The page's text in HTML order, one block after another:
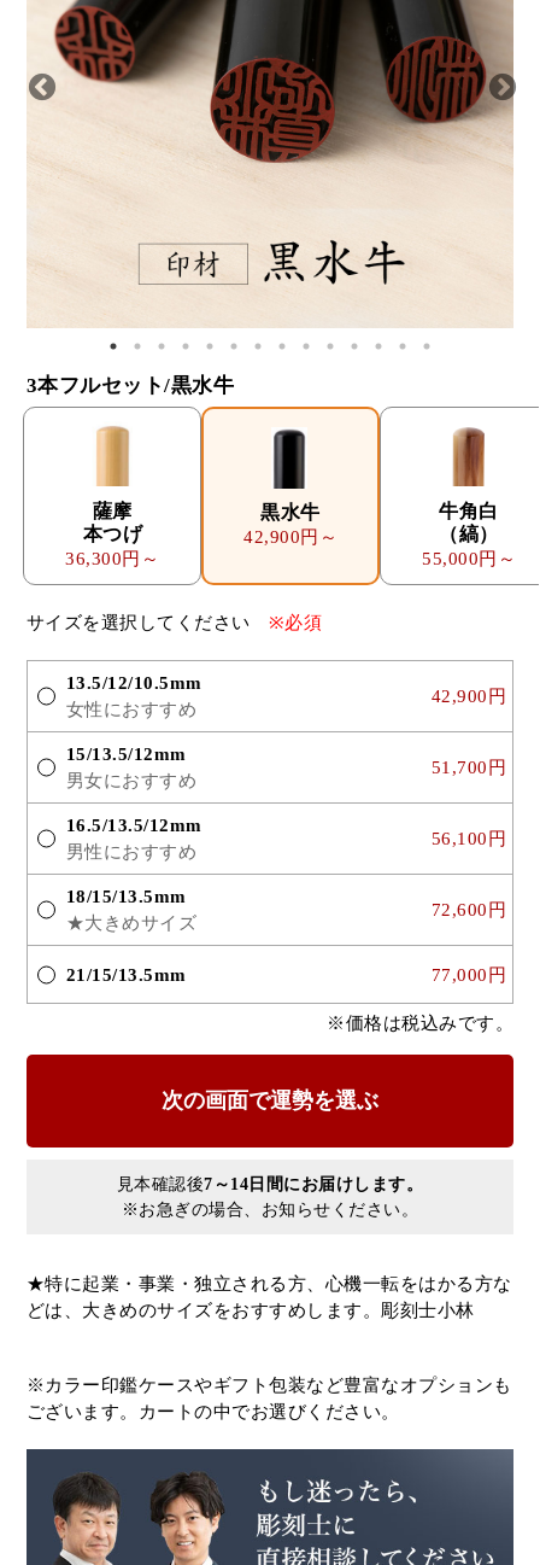
3本フルセット/黒水牛
薩摩
本つげ
36,300円～
黒水牛
42,900円～
牛角白
（縞）
55,000円～
サイズを選択してください ※必須
13.5/12/10.5mm
女性におすすめ
42,900円
15/13.5/12mm
男女におすすめ
51,700円
16.5/13.5/12mm
男性におすすめ
56,100円
18/15/13.5mm
★大きめサイズ
72,600円
21/15/13.5mm 77,000円
※価格は税込みです。
見本確認後7～14日間にお届けします。
※お急ぎの場合、お知らせください。
★特に起業・事業・独立される方、心機一転をはかる方な
どは、大きめのサイズをおすすめします。彫刻士小林
※カラー印鑑ケースやギフト包装など豊富なオプションも
ございます。カートの中でお選びください。